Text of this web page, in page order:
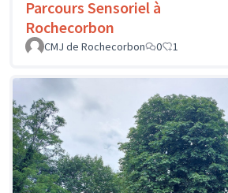
Parcours Sensoriel à
Rochecorbon
CMJ de Rochecorbon
0 1